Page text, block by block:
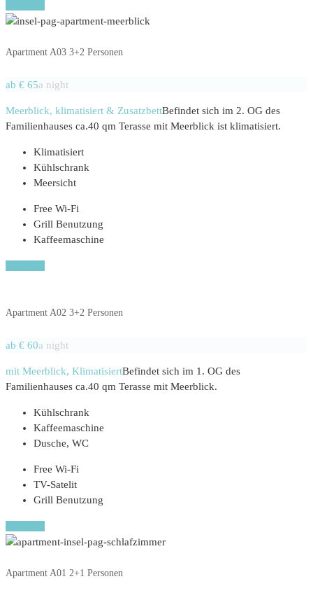
Apartment A03 3+2 Personen
ab € 65a night
Meerblick, klimatisiert & ZusatzbettBefindet sich im 2. OG des
Familienhauses ca.40 qm Terasse mit Meerblick ist klimatisiert.
Klimatisiert
Kühlschrank
Meersicht
Free Wi-Fi
Grill Benutzung
Kaffeemaschine
Apartment A02 3+2 Personen
ab € 60a night
mit Meerblick, KlimatisiertBefindet sich im 1. OG des
Familienhauses ca.40 qm Terasse mit Meerblick.
Kühlschrank
Kaffeemaschine
Dusche, WC
Free Wi-Fi
TV-Satelit
Grill Benutzung
Apartment A01 2+1 Personen